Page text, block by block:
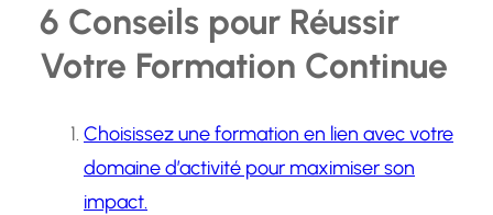
6 Conseils pour Réussir
Votre Formation Continue
Choisissez une formation en lien avec votre
domaine d’activité pour maximiser son
impact.